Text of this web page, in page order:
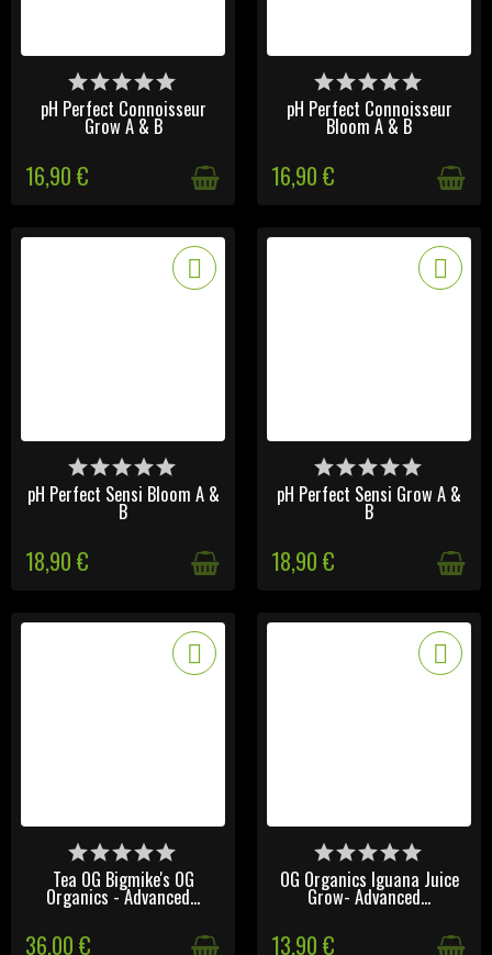
DERNIERS ARTICLES EN
STOCK
pH Perfect Connoisseur
Grow A & B
16,90 €
DERNIERS ARTICLES EN
STOCK
pH Perfect Connoisseur
Bloom A & B
16,90 €
DERNIERS ARTICLES EN
STOCK
pH Perfect Sensi Bloom A &
B
18,90 €
DERNIERS ARTICLES EN
STOCK
pH Perfect Sensi Grow A &
B
18,90 €
DISPONIBLE
Tea OG Bigmike's OG
Organics - Advanced...
36,00 €
DERNIERS ARTICLES EN
STOCK
OG Organics Iguana Juice
Grow- Advanced...
13,90 €